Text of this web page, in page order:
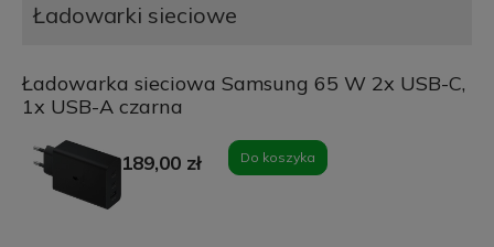
Ładowarki sieciowe
Ładowarka sieciowa Samsung 65 W 2x USB-C,
1x USB-A czarna
189,00 zł Do koszyka